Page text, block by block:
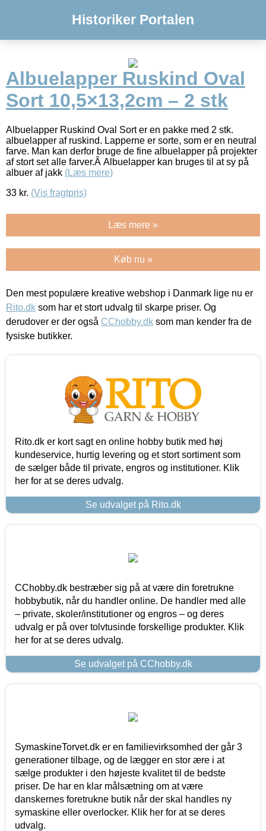
Historiker Portalen
Albuelapper Ruskind Oval
Sort 10,5×13,2cm – 2 stk
Albuelapper Ruskind Oval Sort er en pakke med 2 stk.
albuelapper af ruskind. Lapperne er sorte, som er en neutral
farve. Man kan derfor bruge de fine albuelapper på projekter
af stort set alle farver.Â Albuelapper kan bruges til at sy på
albuer af jakk (Læs mere)
33 kr. (Vis fragtpris)
Læs mere »
Køb nu »
Den mest populære kreative webshop i Danmark lige nu er
Rito.dk som har et stort udvalg til skarpe priser. Og
derudover er der også CChobby.dk som man kender fra de
fysiske butikker.
Rito.dk er kort sagt en online hobby butik med høj
kundeservice, hurtig levering og et stort sortiment som
de sælger både til private, engros og institutioner. Klik
her for at se deres udvalg.
Se udvalget på Rito.dk
CChobby.dk bestræber sig på at være din foretrukne
hobbybutik, når du handler online. De handler med alle
– private, skoler/institutioner og engros – og deres
udvalg er på over tolvtusinde forskellige produkter. Klik
her for at se deres udvalg.
Se udvalget på CChobby.dk
SymaskineTorvet.dk er en familievirksomhed der går 3
generationer tilbage, og de lægger en stor ære i at
sælge produkter i den højeste kvalitet til de bedste
priser. De har en klar målsætning om at være
danskernes foretrukne butik når der skal handles ny
symaskine eller overlocker. Klik her for at se deres
udvalg.